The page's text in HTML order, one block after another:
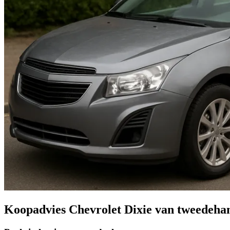
Koopadvies Chevrolet Dixie van